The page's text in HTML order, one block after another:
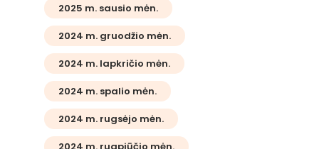
2025 m. sausio mėn.
2024 m. gruodžio mėn.
2024 m. lapkričio mėn.
2024 m. spalio mėn.
2024 m. rugsėjo mėn.